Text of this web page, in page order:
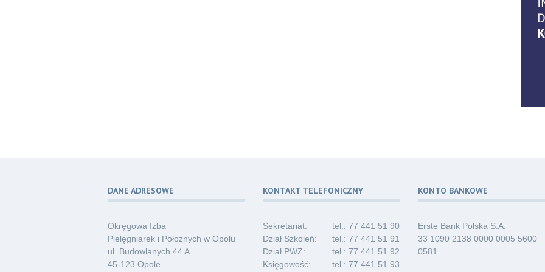
06
DANE ADRESOWE
Okręgowa Izba
Pielęgniarek i Położnych w Opolu
ul. Budowlanych 44 A
45-123 Opole
KONTAKT TELEFONICZNY
Sekretariat:
tel.: 77 441 51 90
Dział Szkoleń:
tel.: 77 441 51 91
Dział PWZ:
tel.: 77 441 51 92
Księgowość:
tel.: 77 441 51 93
KONTO BANKOWE
Erste Bank Polska S.A.
33 1090 2138 0000 0005 5600
0581